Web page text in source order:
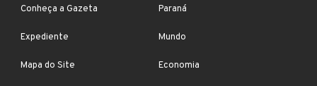
Conheça a Gazeta
Expediente
Mapa do Site
Paraná
Mundo
Economia